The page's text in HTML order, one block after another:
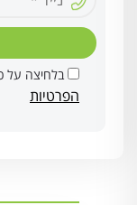
בלחיצה על
הפרטיות